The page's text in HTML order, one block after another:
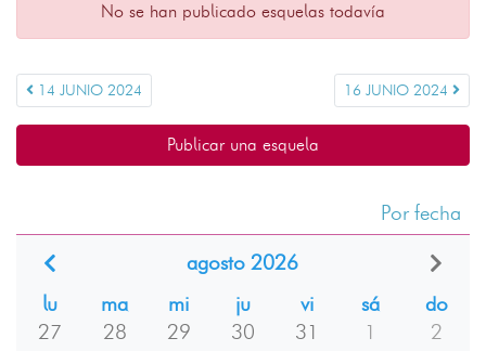
No se han publicado esquelas todavía
14 JUNIO 2024 16 JUNIO 2024
Publicar una esquela
Por fecha
agosto 2026
lu
ma mi ju vi sá
do
27
28 29 30 31 1
2